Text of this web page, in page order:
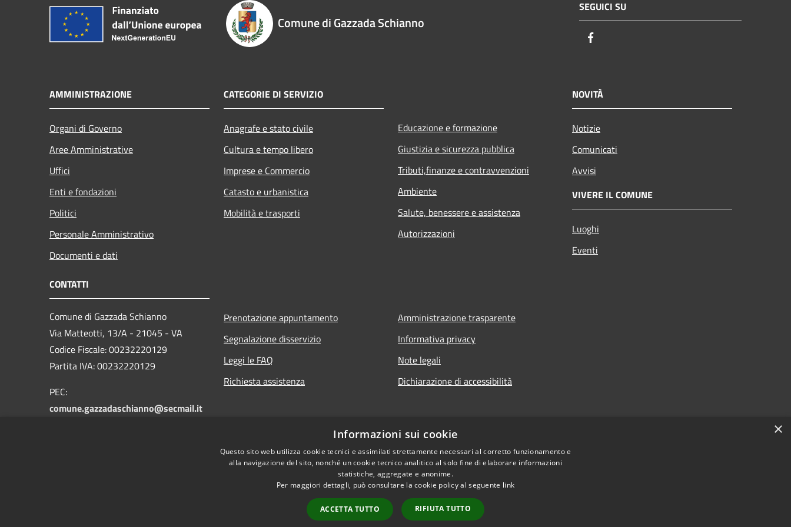
Comune di Gazzada Schianno
SEGUICI SU
AMMINISTRAZIONE
Organi di Governo
Aree Amministrative
Uffici
Enti e fondazioni
Politici
Personale Amministrativo
Documenti e dati
CATEGORIE DI SERVIZIO
Anagrafe e stato civile
Cultura e tempo libero
Imprese e Commercio
Catasto e urbanistica
Mobilità e trasporti
Educazione e formazione
Giustizia e sicurezza pubblica
Tributi,finanze e contravvenzioni
Ambiente
Salute, benessere e assistenza
Autorizzazioni
NOVITÀ
Notizie
Comunicati
Avvisi
VIVERE IL COMUNE
Luoghi
Eventi
CONTATTI
Comune di Gazzada Schianno
Via Matteotti, 13/A - 21045 - VA
Codice Fiscale: 00232220129
Partita IVA: 00232220129
PEC:
comune.gazzadaschianno@secmail.it
Prenotazione appuntamento
Segnalazione disservizio
Leggi le FAQ
Richiesta assistenza
Amministrazione trasparente
Informativa privacy
Note legali
Dichiarazione di accessibilità
Copyright © 2026 • Comune di Gazzada Schianno • Powered by
×
Informazioni sui cookie
Questo sito web utilizza cookie tecnici e assimilati strettamente necessari al corretto funzionamento e
alla navigazione del sito, nonché un cookie tecnico analitico al solo fine di elaborare informazioni
statistiche, aggregate e anonime.
Per maggiori dettagli, può consultare la cookie policy al seguente link
ACCETTA TUTTO RIFIUTA TUTTO